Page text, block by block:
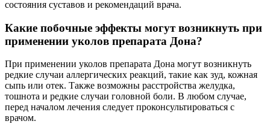
состояния суставов и рекомендаций врача.
Какие побочные эффекты могут возникнуть при
применении уколов препарата Дона?
При применении уколов препарата Дона могут возникнуть
редкие случаи аллергических реакций, такие как зуд, кожная
сыпь или отек. Также возможны расстройства желудка,
тошнота и редкие случаи головной боли. В любом случае,
перед началом лечения следует проконсультироваться с
врачом.